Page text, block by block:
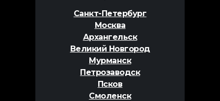
Санкт-Петербург
Москва
Архангельск
Великий Новгород
Мурманск
Петрозаводск
Псков
Смоленск